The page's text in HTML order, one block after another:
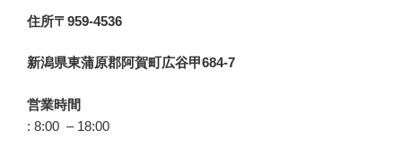
住所〒959-4536
新潟県東蒲原郡阿賀町広谷甲684-7
営業時間
: 8:00 – 18:00